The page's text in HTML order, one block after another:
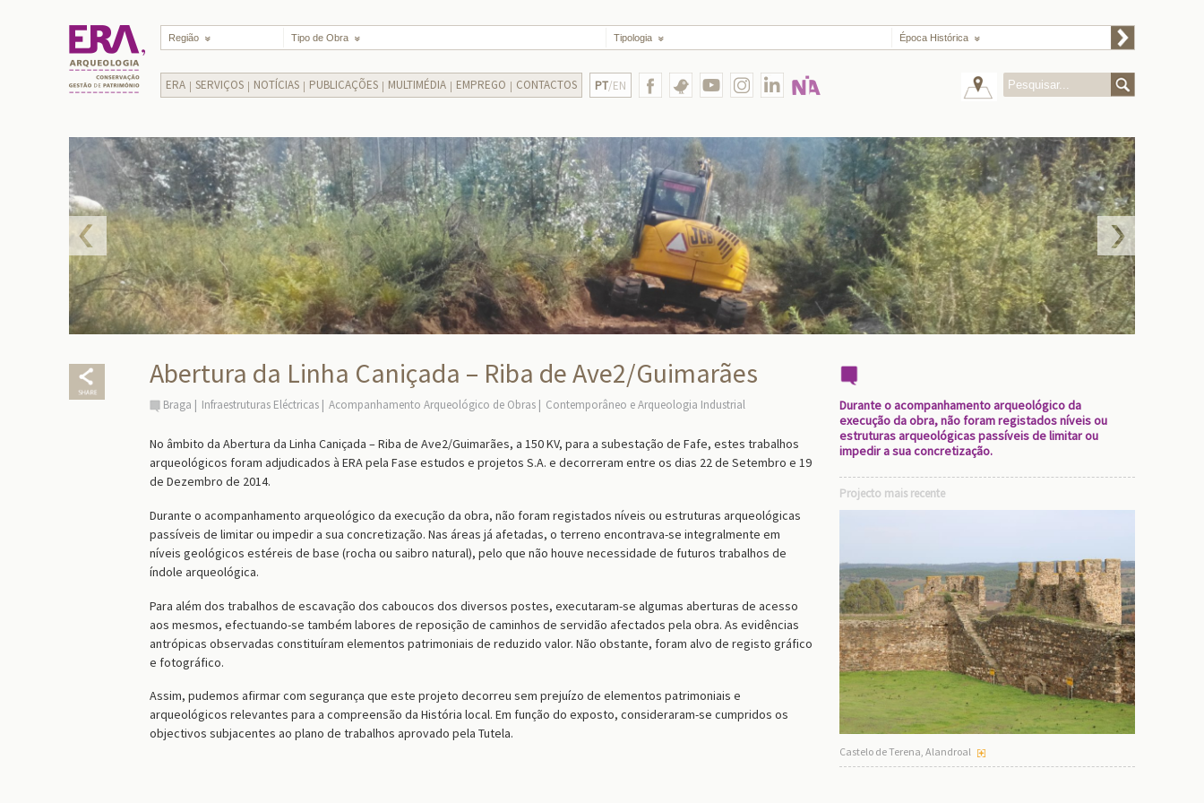
Região Tipo de Obra Tipologia Época Histórica
ERA SERVIÇOS NOTÍCIAS PUBLICAÇÕES MULTIMÉDIA EMPREGO CONTACTOS PT/EN
Abertura da Linha Caniçada – Riba de Ave2/Guimarães
Braga Infraestruturas Eléctricas Acompanhamento Arqueológico de Obras Contemporâneo e Arqueologia Industrial
No âmbito da Abertura da Linha Caniçada – Riba de Ave2/Guimarães, a 150 KV, para a subestação de Fafe, estes trabalhos
arqueológicos foram adjudicados à ERA pela Fase estudos e projetos S.A. e decorreram entre os dias 22 de Setembro e 19
de Dezembro de 2014.
Durante o acompanhamento arqueológico da execução da obra, não foram registados níveis ou estruturas arqueológicas
passíveis de limitar ou impedir a sua concretização. Nas áreas já afetadas, o terreno encontrava-se integralmente em
níveis geológicos estéreis de base (rocha ou saibro natural), pelo que não houve necessidade de futuros trabalhos de
índole arqueológica.
Para além dos trabalhos de escavação dos caboucos dos diversos postes, executaram-se algumas aberturas de acesso
aos mesmos, efectuando-se também labores de reposição de caminhos de servidão afectados pela obra. As evidências
antrópicas observadas constituíram elementos patrimoniais de reduzido valor. Não obstante, foram alvo de registo gráfico
e fotográfico.
Assim, pudemos afirmar com segurança que este projeto decorreu sem prejuízo de elementos patrimoniais e
arqueológicos relevantes para a compreensão da História local. Em função do exposto, consideraram-se cumpridos os
objectivos subjacentes ao plano de trabalhos aprovado pela Tutela.
Durante o acompanhamento arqueológico da
execução da obra, não foram registados níveis ou
estruturas arqueológicas passíveis de limitar ou
impedir a sua concretização.
Projecto mais recente
Castelo de Terena, Alandroal